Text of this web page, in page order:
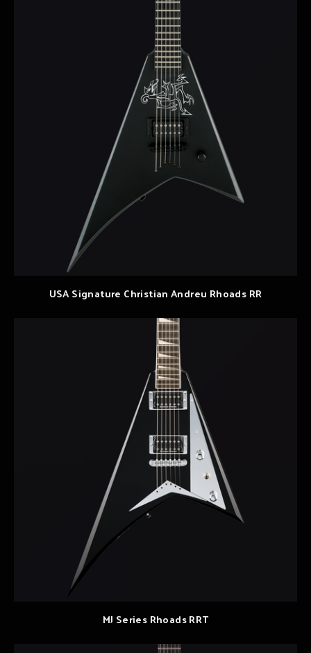
USA Signature Christian Andreu Rhoads RR
MJ Series Rhoads RRT